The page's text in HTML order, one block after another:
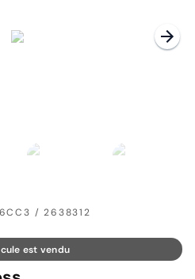
/ 2638312
est vendu